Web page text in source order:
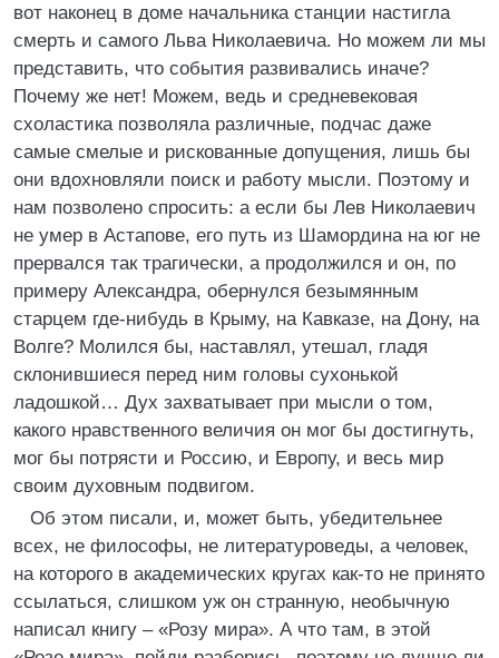
вот наконец в доме начальника станции настигла
смерть и самого Льва Николаевича. Но можем ли мы
представить, что события развивались иначе?
Почему же нет! Можем, ведь и средневековая
схоластика позволяла различные, подчас даже
самые смелые и рискованные допущения, лишь бы
они вдохновляли поиск и работу мысли. Поэтому и
нам позволено спросить: а если бы Лев Николаевич
не умер в Астапове, его путь из Шамордина на юг не
прервался так трагически, а продолжился и он, по
примеру Александра, обернулся безымянным
старцем где-нибудь в Крыму, на Кавказе, на Дону, на
Волге? Молился бы, наставлял, утешал, гладя
склонившиеся перед ним головы сухонькой
ладошкой… Дух захватывает при мысли о том,
какого нравственного величия он мог бы достигнуть,
мог бы потрясти и Россию, и Европу, и весь мир
своим духовным подвигом.
Об этом писали, и, может быть, убедительнее
всех, не философы, не литературоведы, а человек,
на которого в академических кругах как-то не принято
ссылаться, слишком уж он странную, необычную
написал книгу – «Розу мира». А что там, в этой